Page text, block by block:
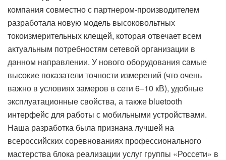
компания совместно с партнером-производителем
разработала новую модель высоковольтных
токоизмерительных клещей, которая отвечает всем
актуальным потребностям сетевой организации в
данном направлении. У нового оборудования самые
высокие показатели точности измерений (что очень
важно в условиях замеров в сети 6–10 кВ), удобные
эксплуатационные свойства, а также bluetooth
интерфейс для работы с мобильными устройствами.
Наша разработка была признана лучшей на
всероссийских соревнованиях профессионального
мастерства блока реализации услуг группы «Россети» в